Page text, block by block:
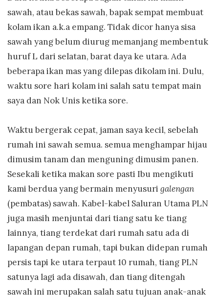
sawah, atau bekas sawah, bapak sempat membuat
kolam ikan a.k.a empang. Tidak dicor hanya sisa
sawah yang belum diurug memanjang membentuk
huruf L dari selatan, barat daya ke utara. Ada
beberapa ikan mas yang dilepas dikolam ini. Dulu,
waktu sore hari kolam ini salah satu tempat main
saya dan Nok Unisketika sore.
Waktu bergerak cepat, jaman saya kecil, sebelah
rumah ini sawah semua. semua menghampar hijau
dimusim tanam dan menguning dimusim panen.
Sesekali ketika makan sore pasti Ibu mengikuti
kami berdua yang bermain menyusuri galengan
(pembatas) sawah. Kabel-kabel Saluran Utama PLN
juga masih menjuntai dari tiang satu ke tiang
lainnya, tiang terdekat dari rumah satu ada di
lapangan depan rumah, tapi bukan didepan rumah
persis tapi ke utara terpaut 10 rumah, tiang PLN
satunya lagi ada disawah, dan tiang ditengah
sawah ini merupakan salah satu tujuan anak-anak